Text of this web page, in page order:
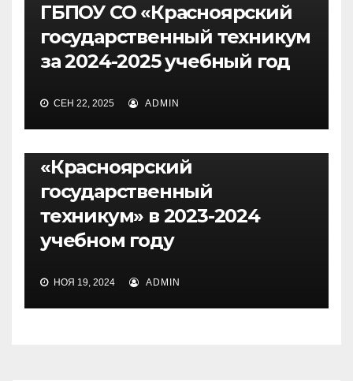
ГБПОУ СО «Красноярский
государственный техникум
за 2024-2025 учебный год
СЕН 22, 2025 ADMIN
СЛУЖБА МЕДИАЦИИ
Аналитический отчет о
«Красноярский
государственный
техникум» в 2023-2024
учебном году
НОЯ 19, 2024 ADMIN